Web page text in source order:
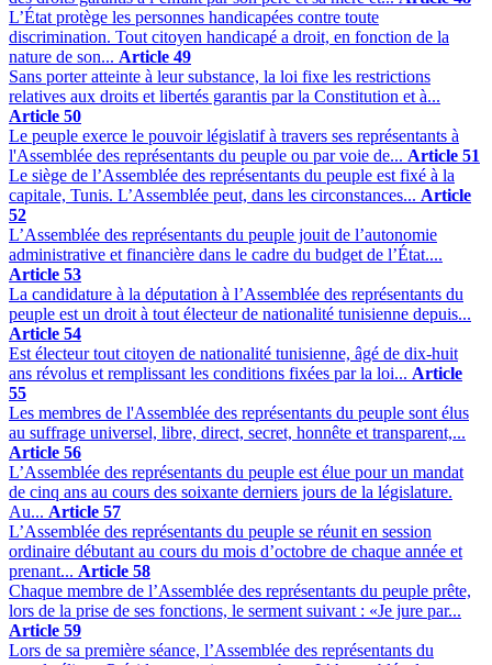
L’État protège les personnes handicapées contre toute
discrimination. Tout citoyen handicapé a droit, en fonction de la
nature de son... Article 49
Sans porter atteinte à leur substance, la loi fixe les restrictions
relatives aux droits et libertés garantis par la Constitution et à...
Article 50
Le peuple exerce le pouvoir législatif à travers ses représentants à
l'Assemblée des représentants du peuple ou par voie de... Article 51
Le siège de l’Assemblée des représentants du peuple est fixé à la
capitale, Tunis. L’Assemblée peut, dans les circonstances... Article
52
L’Assemblée des représentants du peuple jouit de l’autonomie
administrative et financière dans le cadre du budget de l’État....
Article 53
La candidature à la députation à l’Assemblée des représentants du
peuple est un droit à tout électeur de nationalité tunisienne depuis...
Article 54
Est électeur tout citoyen de nationalité tunisienne, âgé de dix-huit
ans révolus et remplissant les conditions fixées par la loi... Article
55
Les membres de l'Assemblée des représentants du peuple sont élus
au suffrage universel, libre, direct, secret, honnête et transparent,...
Article 56
L’Assemblée des représentants du peuple est élue pour un mandat
de cinq ans au cours des soixante derniers jours de la législature.
Au... Article 57
L’Assemblée des représentants du peuple se réunit en session
ordinaire débutant au cours du mois d’octobre de chaque année et
prenant... Article 58
Chaque membre de l’Assemblée des représentants du peuple prête,
lors de la prise de ses fonctions, le serment suivant : «Je jure par...
Article 59
Lors de sa première séance, l’Assemblée des représentants du